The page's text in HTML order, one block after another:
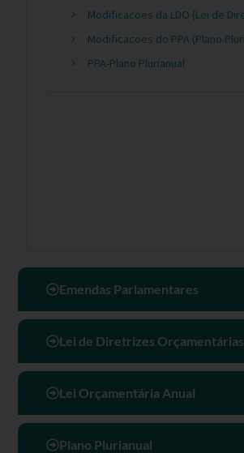
Emendas Parlamentares
Lei de Diretrizes Orçamentárias
Lei Orçamentária Anual
Plano Plurianual